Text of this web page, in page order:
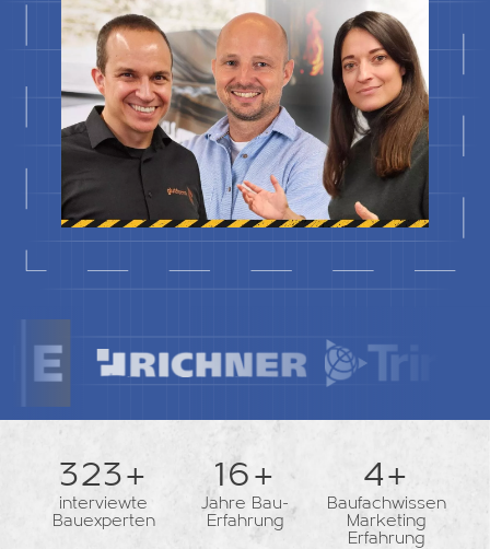
362+
interviewte
Bauexperten
18+
Jahre Bau-
Erfahrung
5+
Baufachwissen
Marketing
Erfahrung